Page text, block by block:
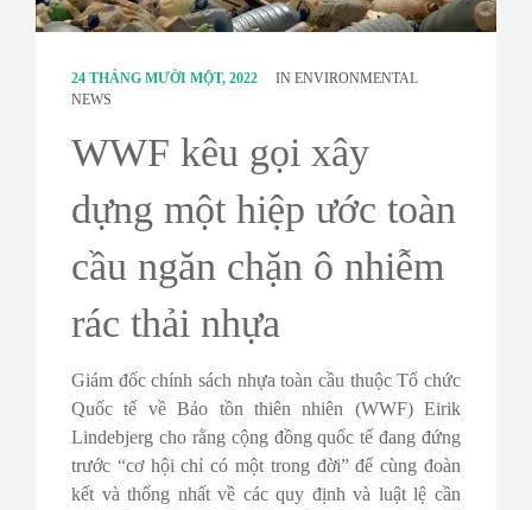
24 THÁNG MƯỜI MỘT, 2022 IN ENVIRONMENTAL
NEWS
WWF kêu gọi xây
dựng một hiệp ước toàn
cầu ngăn chặn ô nhiễm
rác thải nhựa
Giám đốc chính sách nhựa toàn cầu thuộc Tổ chức
Quốc tế về Bảo tồn thiên nhiên (WWF) Eirik
Lindebjerg cho rằng cộng đồng quốc tế đang đứng
trước “cơ hội chỉ có một trong đời” để cùng đoàn
kết và thống nhất về các quy định và luật lệ cần